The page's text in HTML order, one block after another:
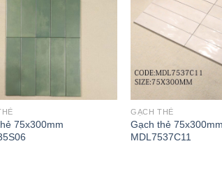
75x300mm
GẠCH THẺ
Gạch thẻ 75x300mm
MDL7537C11